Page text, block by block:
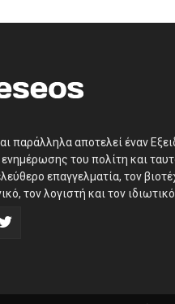
παράλληλα αποτελεί έναν
του πολίτη και
επαγγελματία, τον
τον λογιστή και τον